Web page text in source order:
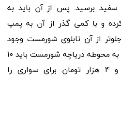
پل سفید برسید. پس از آن باید به
و با کمی گذر از آن به پمپ
از آن تابلوی شورمست وجود
دارد. گفتنی است برای ورود به محوطه دریاچه شورمست باید 10
هزار تومان برای اتوبوس و 4 هزار تومان برای سواری را